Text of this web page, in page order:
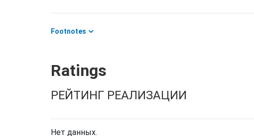
Footnotes
Ratings
РЕЙТИНГ РЕАЛИЗАЦИИ
Нет данных.